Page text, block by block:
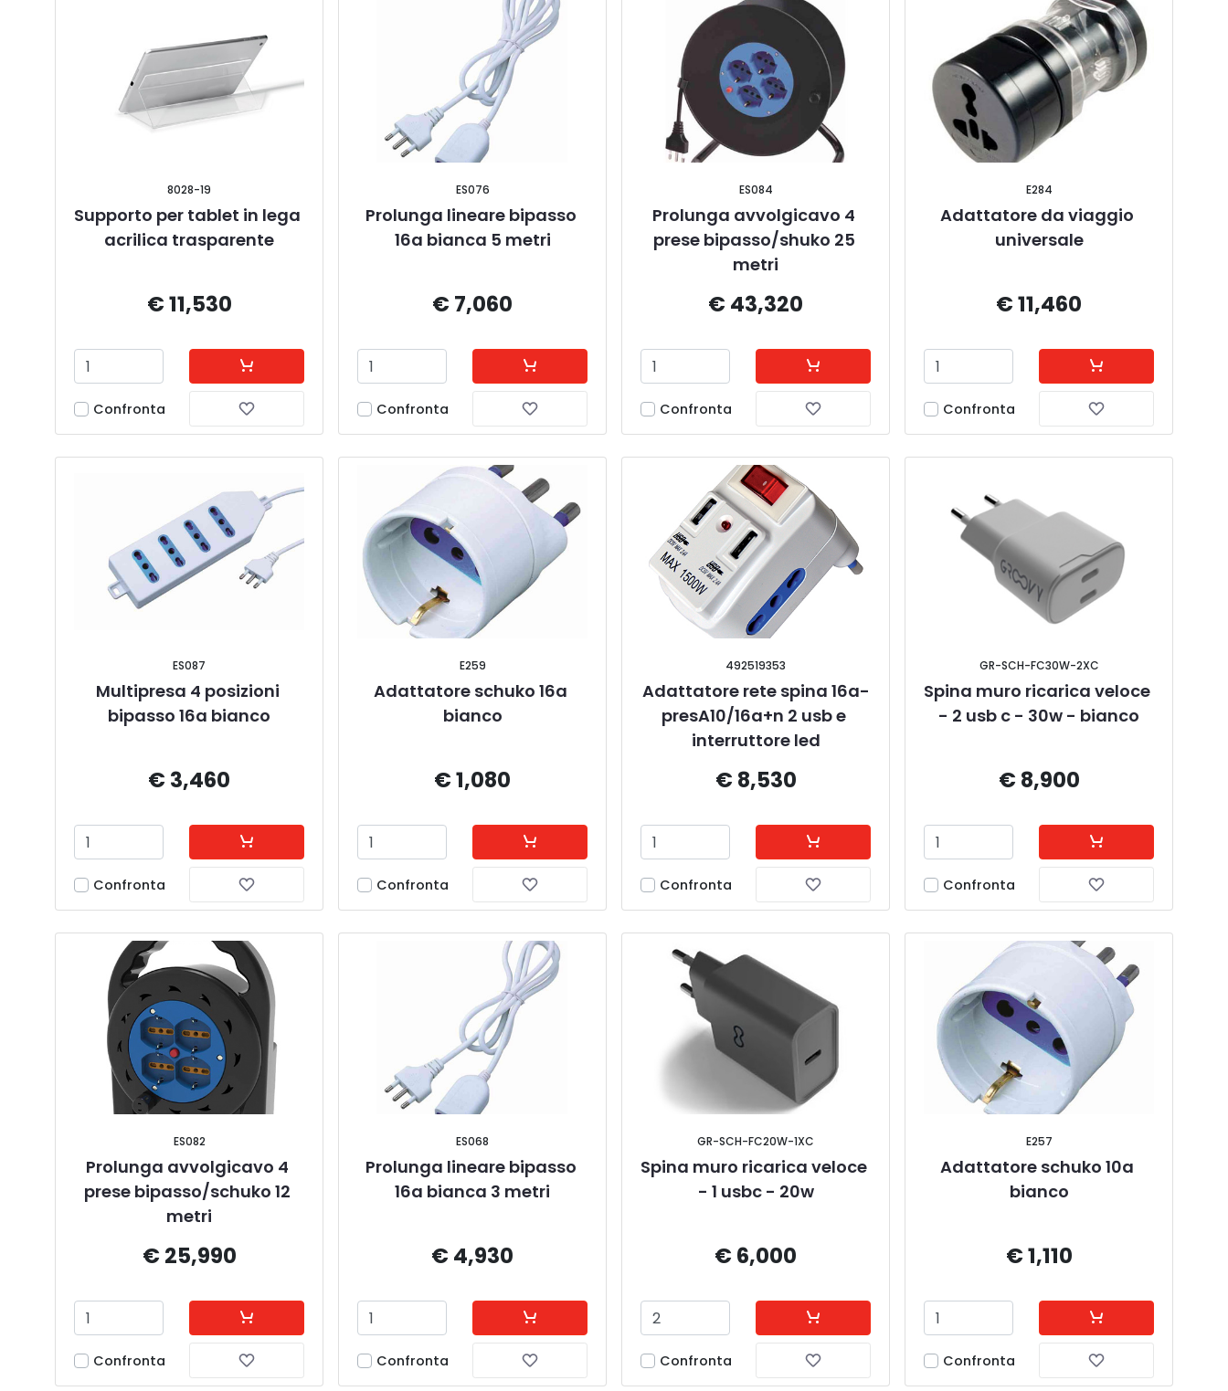
8028-19
Supporto per tablet in lega
acrilica trasparente
€ 11,530
Confronta
ES076
Prolunga lineare bipasso
16a bianca 5 metri
€ 7,060
Confronta
ES084
Prolunga avvolgicavo 4
prese bipasso/shuko 25
metri
€ 43,320
Confronta
E284
Adattatore da viaggio
universale
€ 11,460
Confronta
ES087
Multipresa 4 posizioni
bipasso 16a bianco
€ 3,460
Confronta
E259
Adattatore schuko 16a
bianco
€ 1,080
Confronta
492519353
Adattatore rete spina 16a-
presA10/16a+n 2 usb e
interruttore led
€ 8,530
Confronta
GR-SCH-FC30W-2XC
Spina muro ricarica veloce
- 2 usb c - 30w - bianco
€ 8,900
Confronta
ES082
Prolunga avvolgicavo 4
prese bipasso/schuko 12
metri
€ 25,990
Confronta
ES068
Prolunga lineare bipasso
16a bianca 3 metri
€ 4,930
Confronta
GR-SCH-FC20W-1XC
Spina muro ricarica veloce
- 1 usbc - 20w
€ 6,000
Confronta
E257
Adattatore schuko 10a
bianco
€ 1,110
Confronta